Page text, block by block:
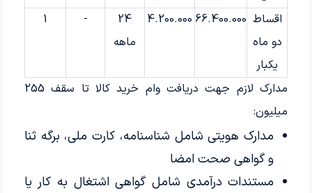
اقساط
دو ماه
یکبار
66.400.000
4.200.000
24
ماهه
-
1
مدارک لازم جهت دریافت وام خرید کالا تا سقف 255
میلیون:
مدارک هویتی شامل شناسنامه، کارت ملی، برگه ثنا
و گواهی صحت امضا
مستندات درآمدی شامل گواهی اشتغال به کار یا